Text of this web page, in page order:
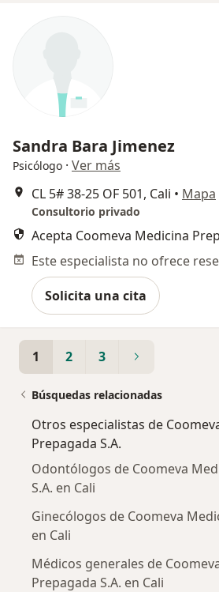
Sandra Bara Jimenez
Psicólogo · Ver más
CL 5# 38‐25 OF 501, Cali • Mapa
Consultorio privado
Acepta Coomeva Medicina
Solicita una cita
1 2 3
Búsquedas relacionadas
Otros especialistas de
Prepagada S.A.
Odontólogos de Coomeva
S.A. en Cali
Ginecólogos de Coomeva
en Cali
Médicos generales de
Prepagada S.A. en Cali